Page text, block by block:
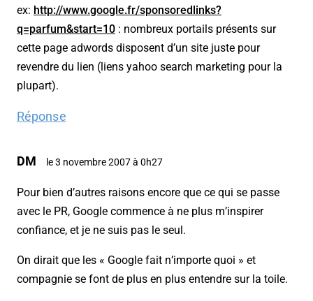
ex: http://www.google.fr/sponsoredlinks?
q=parfum&start=10 : nombreux portails présents sur
cette page adwords disposent d’un site juste pour
revendre du lien (liens yahoo search marketing pour la
plupart).
Réponse
DM le 3 novembre 2007 à 0h27
Pour bien d’autres raisons encore que ce qui se passe
avec le PR, Google commence à ne plus m’inspirer
confiance, et je ne suis pas le seul.
On dirait que les « Google fait n’importe quoi » et
compagnie se font de plus en plus entendre sur la toile.